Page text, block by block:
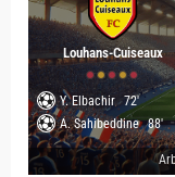
Louhans-Cuiseaux
Y. Elbachir 72'
A. Sahibeddine 88'